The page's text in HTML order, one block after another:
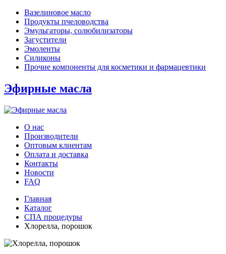
Вазелиновое масло
Продукты пчеловодства
Эмульгаторы, солюбилизаторы
Загустители
Эмоленты
Силиконы
Прочие компоненты для косметики и фармацевтики
Эфирные масла
О нас
Производители
Оптовым клиентам
Оплата и доставка
Контакты
Новости
FAQ
Главная
Каталог
СПА процедуры
Хлорелла, порошок